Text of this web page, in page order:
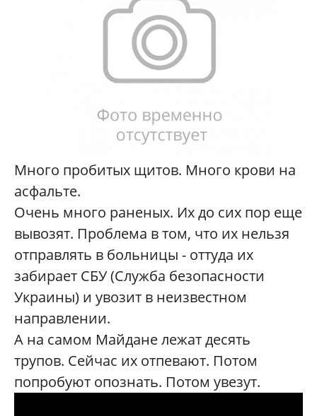
Много пробитых щитов. Много крови на
асфальте.
Очень много раненых. Их до сих пор еще
вывозят. Проблема в том, что их нельзя
отправлять в больницы - оттуда их
забирает СБУ (Служба безопасности
Украины) и увозит в неизвестном
направлении.
А на самом Майдане лежат десять
трупов. Сейчас их отпевают. Потом
попробуют опознать. Потом увезут.